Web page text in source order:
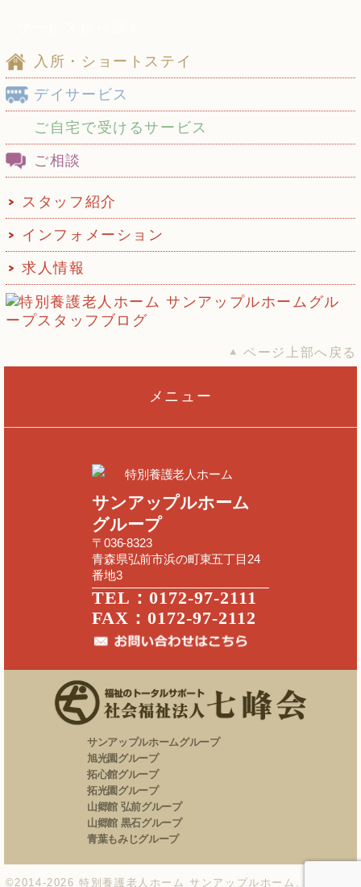
入所・ショートステイ
デイサービス
ご自宅で受けるサービス
ご相談
スタッフ紹介
インフォメーション
求人情報
ページ上部へ戻る
メニュー
特別養護老人ホーム
サンアップルホーム
グループ
〒036-8323
青森県弘前市浜の町東五丁目24
番地3
TEL：0172-97-2111
FAX：0172-97-2112
サンアップルホームグループ
旭光園グループ
拓心館グループ
拓光園グループ
山郷館 弘前グループ
山郷館 黒石グループ
青葉もみじグループ
©2014-2026特別養護老人ホーム サンアップルホーム . All Right